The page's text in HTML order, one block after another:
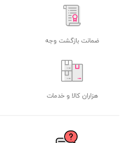
ضمانت بازگشت وجه
هزاران کالا و خدمات